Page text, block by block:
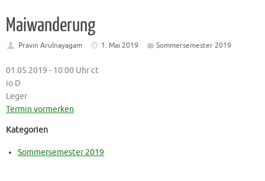
Maiwanderung
Pravin Arulnayagam 1. Mai 2019 Sommersemester 2019
01.05.2019 - 10:00 Uhr ct
io D
Leger
Termin vormerken
Kategorien
Sommersemester 2019